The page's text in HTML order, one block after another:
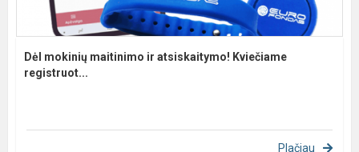
Dėl mokinių maitinimo ir atsiskaitymo! Kviečiame
registruot...
Plačiau